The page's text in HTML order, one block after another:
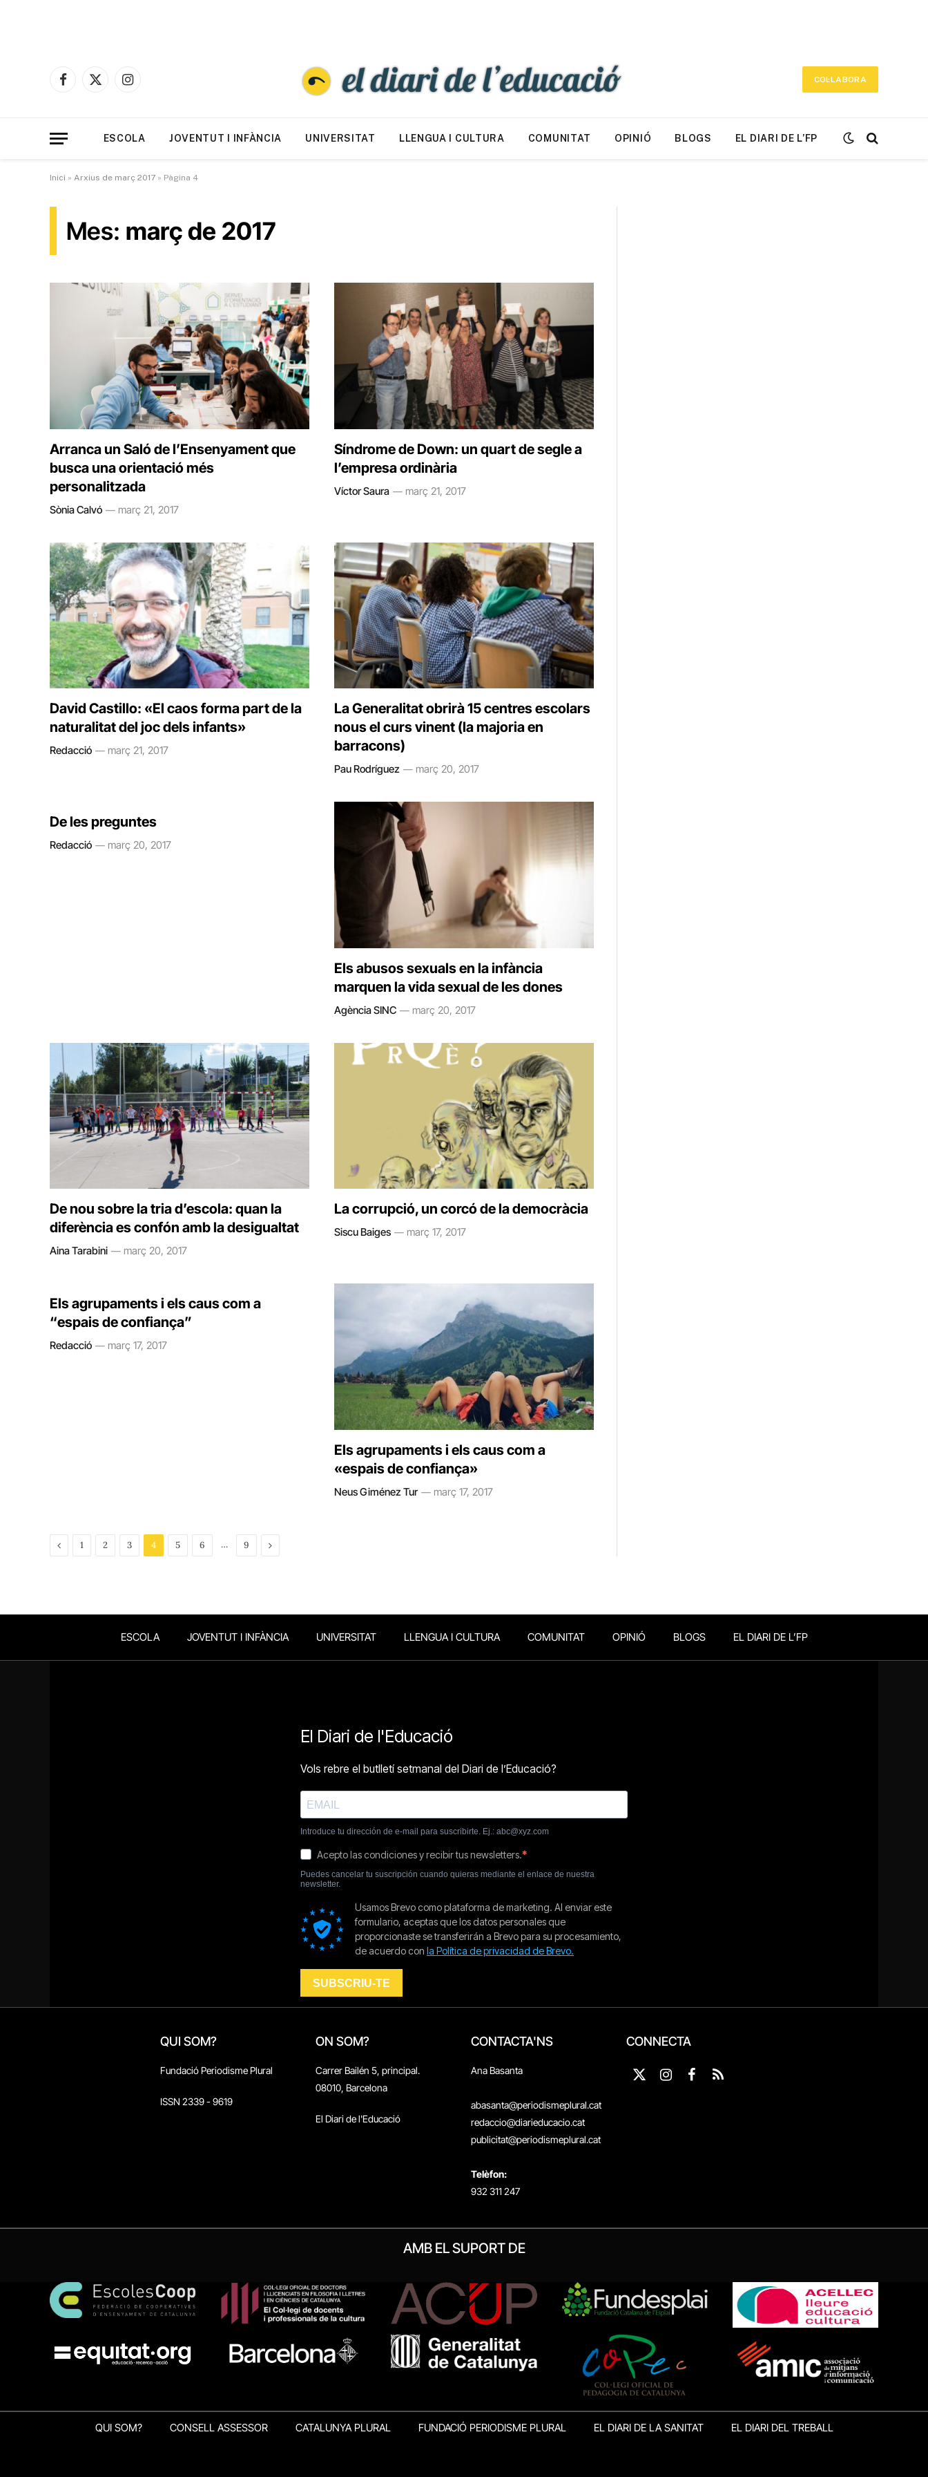
Facebook
X
Instagram
COL·LABORA
ESCOLA JOVENTUT I INFÀNCIA UNIVERSITAT LLENGUA I CULTURA COMUNITAT OPINIÓ BLOGS EL DIARI DE L’FP
Inici » Arxius de març 2017 » Pàgina 4
Mes: març de 2017
Arranca un Saló de l’Ensenyament que
busca una orientació més
personalitzada
Sònia Calvó març 21, 2017
Síndrome de Down: un quart de segle a
l’empresa ordinària
Víctor Saura març 21, 2017
David Castillo: «El caos forma part de la
naturalitat del joc dels infants»
Redacció març 21, 2017
La Generalitat obrirà 15 centres escolars
nous el curs vinent (la majoria en
barracons)
Pau Rodríguez març 20, 2017
De les preguntes
Redacció març 20, 2017
Els abusos sexuals en la infància
marquen la vida sexual de les dones
Agència SINC març 20, 2017
De nou sobre la tria d’escola: quan la
diferència es confón amb la desigualtat
Aina Tarabini març 20, 2017
La corrupció, un corcó de la democràcia
Siscu Baiges març 17, 2017
Els agrupaments i els caus com a
“espais de confiança”
Redacció març 17, 2017
Els agrupaments i els caus com a
«espais de confiança»
Neus Giménez Tur març 17, 2017
Previous
1 2 3 4 5 6 … 9 Next
ESCOLA JOVENTUT I INFÀNCIA UNIVERSITAT LLENGUA I CULTURA COMUNITAT OPINIÓ BLOGS EL DIARI DE L’FP
QUI SOM?
Fundació Periodisme Plural
ISSN 2339 - 9619
ON SOM?
Carrer Bailén 5, principal.
08010, Barcelona
El Diari de l'Educació
CONTACTA'NS
Ana Basanta
abasanta@periodismeplural.cat
redaccio@diarieducacio.cat
publicitat@periodismeplural.cat
Telèfon:
932 311 247
CONNECTA
X
Instagram
Facebook
RSS
AMB EL SUPORT DE
QUI SOM? CONSELL ASSESSOR CATALUNYA PLURAL FUNDACIÓ PERIODISME PLURAL EL DIARI DE LA SANITAT EL DIARI DEL TREBALL